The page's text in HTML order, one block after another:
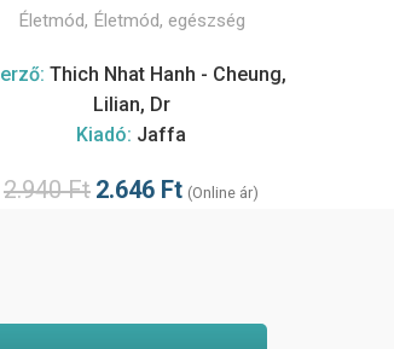
Életmód, Életmód, egészség
Thich Nhat Hanh - Cheung,
Lilian, Dr
Kiadó: Jaffa
2.940Ft 2.646 Ft (Online ár)